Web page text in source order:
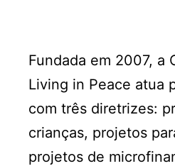
Fundada em 2007, a
Living in Peace atua
com três diretrizes:
crianças, projetos
projetos de